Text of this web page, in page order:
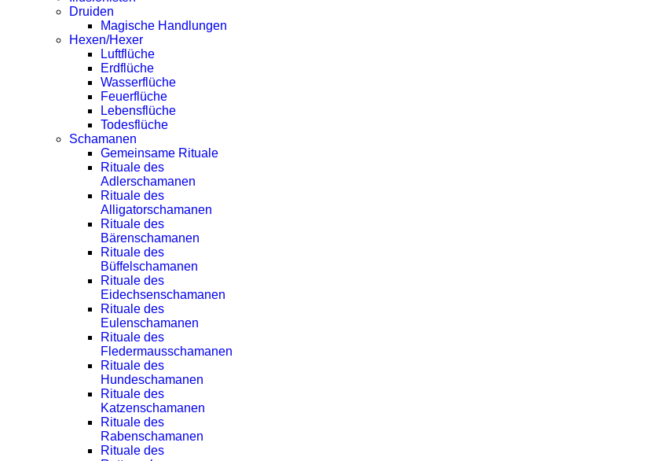
Druiden
Magische Handlungen
Hexen/Hexer
Luftflüche
Erdflüche
Wasserflüche
Feuerflüche
Lebensflüche
Todesflüche
Schamanen
Gemeinsame Rituale
Rituale des
Adlerschamanen
Rituale des
Alligatorschamanen
Rituale des
Bärenschamanen
Rituale des
Büffelschamanen
Rituale des
Eidechsenschamanen
Rituale des
Eulenschamanen
Rituale des
Fledermausschamanen
Rituale des
Hundeschamanen
Rituale des
Katzenschamanen
Rituale des
Rabenschamanen
Rituale des